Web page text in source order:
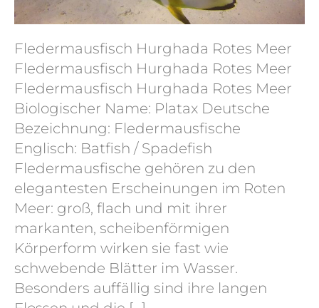
Fledermausfisch Hurghada Rotes Meer
Fledermausfisch Hurghada Rotes Meer
Fledermausfisch Hurghada Rotes Meer
Biologischer Name: Platax Deutsche
Bezeichnung: Fledermausfische
Englisch: Batfish / Spadefish
Fledermausfische gehören zu den
elegantesten Erscheinungen im Roten
Meer: groß, flach und mit ihrer
markanten, scheibenförmigen
Körperform wirken sie fast wie
schwebende Blätter im Wasser.
Besonders auffällig sind ihre langen